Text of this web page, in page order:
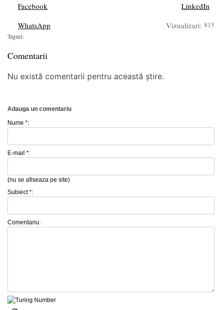
Facebook
LinkedIn
WhatsApp
Vizualizari: 815
Taguri:
Comentarii
Nu există comentarii pentru această știre.
Adauga un comentariu
Nume *:
E-mail *:
(nu se afiseaza pe site)
Subiect *:
Comentariu: